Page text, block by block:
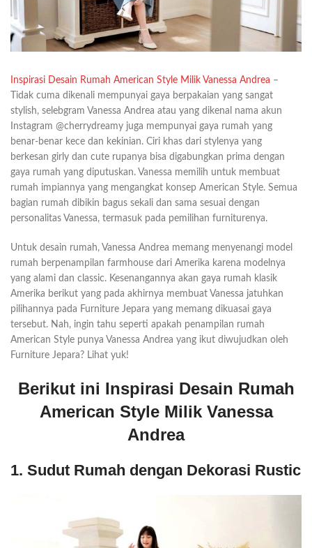
Inspirasi Desain Rumah American Style Milik Vanessa Andrea –
Tidak cuma dikenali mempunyai gaya berpakaian yang sangat
stylish, selebgram Vanessa Andrea atau yang dikenal nama akun
Instagram @cherrydreamy juga mempunyai gaya rumah yang
benar-benar kece dan kekinian. Ciri khas dari stylenya yang
berkesan girly dan cute rupanya bisa digabungkan prima dengan
gaya rumah yang diputuskan. Vanessa memilih untuk membuat
rumah impiannya yang mengangkat konsep American Style. Semua
bagian rumah dibikin bagus sekali dan sama sesuai dengan
personalitas Vanessa, termasuk pada pemilihan furniturenya.
Untuk desain rumah, Vanessa Andrea memang menyenangi model
rumah berpenampilan farmhouse dari Amerika karena modelnya
yang alami dan classic. Kesenangannya akan gaya rumah klasik
Amerika berikut yang pada akhirnya membuat Vanessa jatuhkan
pilihannya pada Furniture Jepara yang memang dikuasai gaya
tersebut. Nah, ingin tahu seperti apakah penampilan rumah
American Style punya Vanessa Andrea yang ikut diwujudkan oleh
Furniture Jepara? Lihat yuk!
Berikut ini Inspirasi Desain Rumah
American Style Milik Vanessa
Andrea
1. Sudut Rumah dengan Dekorasi Rustic